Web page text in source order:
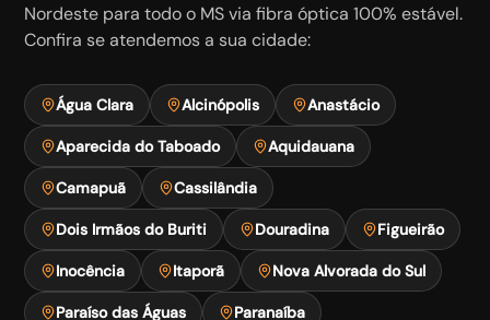
Nordeste para todo o MS via fibra óptica 100% estável.
Confira se atendemos a sua cidade:
Água Clara Alcinópolis Anastácio
Aparecida do Taboado Aquidauana
Camapuã Cassilândia
Dois Irmãos do Buriti Douradina Figueirão
Inocência Itaporã Nova Alvorada do Sul
Paraíso das Águas Paranaíba